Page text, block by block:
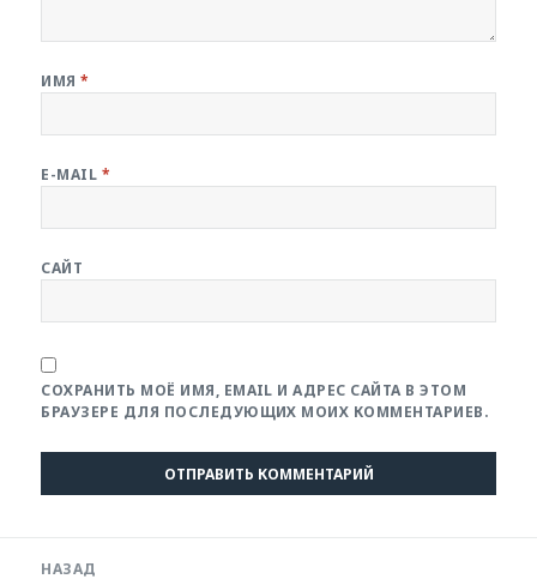
ИМЯ*
E-MAIL *
САЙТ
СОХРАНИТЬ МОЁ ИМЯ, EMAIL И АДРЕС САЙТА В ЭТОМ
БРАУЗЕРЕ ДЛЯ ПОСЛЕДУЮЩИХ МОИХ КОММЕНТАРИЕВ.
НАЗАД